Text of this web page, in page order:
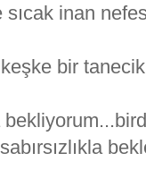
inan
bir